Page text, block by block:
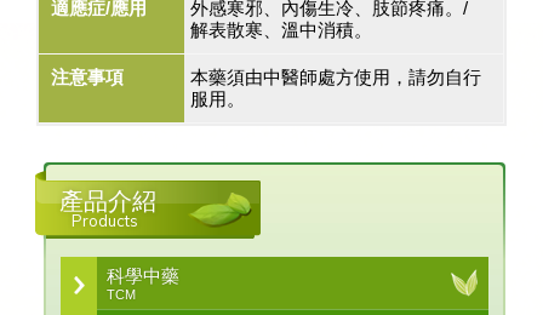
適應症/應用
外感寒邪、內傷生冷、肢節疼痛。/
解表散寒、溫中消積。
注意事項
本藥須由中醫師處方使用，請勿自行
服用。
產品介紹
Products
科學中藥
TCM